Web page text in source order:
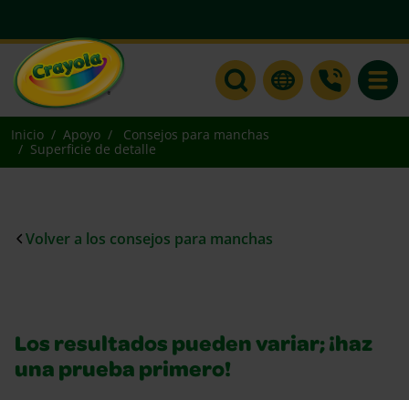
Inicio Apoyo
Consejos para manchas
Superficie de detalle
Volver a los consejos para manchas
Los resultados pueden variar; ¡haz
una prueba primero!